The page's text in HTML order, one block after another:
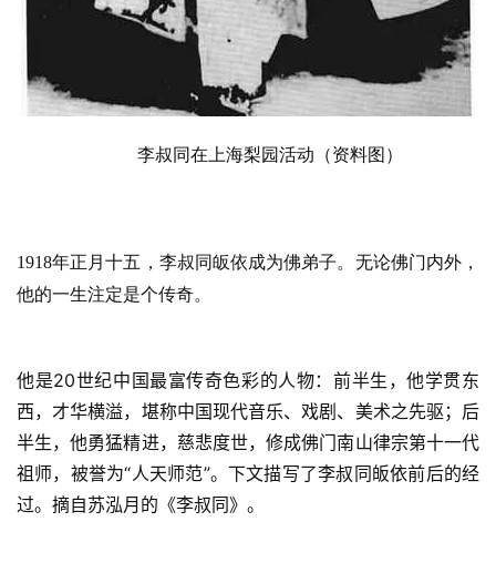
李叔同在上海梨园活动（资料图）
1918年正月十五，李叔同皈依成为佛弟子。无论佛门内外，
他的一生注定是个传奇。
他是20世纪中国最富传奇色彩的人物：前半生，他学贯东
西，才华横溢，堪称中国现代音乐、戏剧、美术之先驱；后
半生，他勇猛精进，慈悲度世，修成佛门南山律宗第十一代
祖师，被誉为“人天师范”。下文描写了李叔同皈依前后的经
过。摘自苏泓月的《李叔同》。